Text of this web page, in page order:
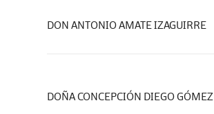
DON ANTONIO AMATE IZAGUIRRE
DOÑA CONCEPCIÓN DIEGO GÓMEZ